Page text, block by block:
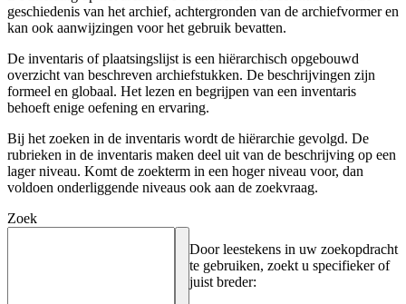
geschiedenis van het archief, achtergronden van de archiefvormer en
kan ook aanwijzingen voor het gebruik bevatten.
De inventaris of plaatsingslijst is een hiërarchisch opgebouwd
overzicht van beschreven archiefstukken. De beschrijvingen zijn
formeel en globaal. Het lezen en begrijpen van een inventaris
behoeft enige oefening en ervaring.
Bij het zoeken in de inventaris wordt de hiërarchie gevolgd. De
rubrieken in de inventaris maken deel uit van de beschrijving op een
lager niveau. Komt de zoekterm in een hoger niveau voor, dan
voldoen onderliggende niveaus ook aan de zoekvraag.
Zoek
Door leestekens in uw zoekopdracht
te gebruiken, zoekt u specifieker of
juist breder: